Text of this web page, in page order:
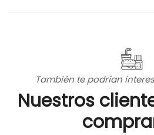
También te podrían
Nuestros